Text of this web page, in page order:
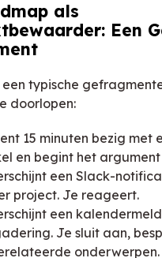
als
Een
typische
doorlopen:
15 minuten bezig met
en begint het
een Slack-
project. Je reageert.
een
Je sluit aan,
onderwerpen.